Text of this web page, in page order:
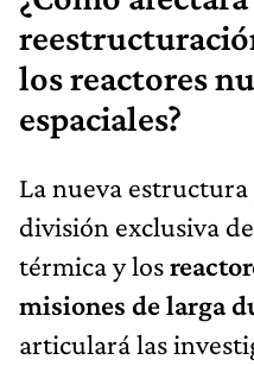
los reactores
espaciales?
La nueva
división exclusiva
térmica y los
misiones de larga
articulará las